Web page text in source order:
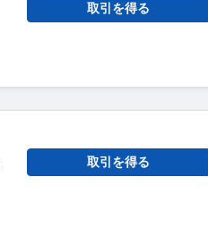
取引を得る
取引を得る